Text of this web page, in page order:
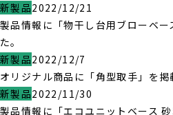
新製品2022/12/21
製品情報に「物干し台用ブローベ
た。
新製品2022/12/7
オリジナル商品に「角型取手」を掲
新製品2022/11/30
製品情報に「エコユニットベース